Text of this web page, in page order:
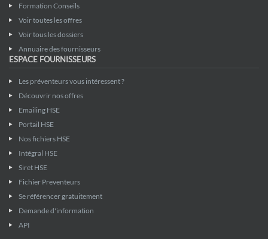
Formation Conseils
Voir toutes les offres
Voir tous les dossiers
Annuaire des fournisseurs
ESPACE FOURNISSEURS
Les préventeurs vous intéressent ?
Découvrir nos offres
Emailing HSE
Portail HSE
Nos fichiers HSE
Intégral HSE
Siret HSE
Fichier Preventeurs
Se référencer gratuitement
Demande d'information
API